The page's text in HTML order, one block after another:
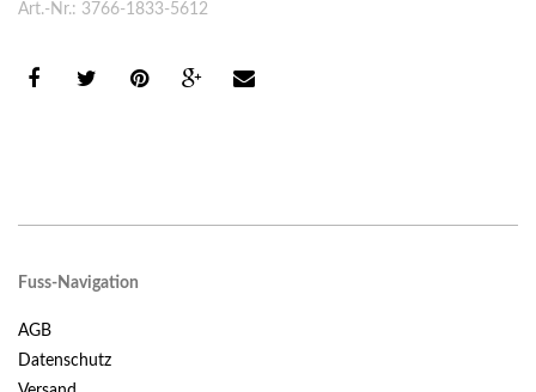
Art.-Nr.: 3766-1833-5612
Fuss-Navigation
AGB
Datenschutz